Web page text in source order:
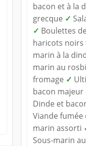
bacon et à la
grecque ✓
✓ Boulettes
haricots noirs
marin à la
marin au
fromage ✓
bacon majeur
Dinde et
Viande fumée
marin assorti
Sous-marin